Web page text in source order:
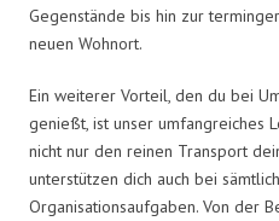
Gegenstände bis hin zur
neuen Wohnort.
Ein weiterer Vorteil, den du bei
genießt, ist unser umfangreiches
nicht nur den reinen Transport
unterstützen dich auch bei
Organisationsaufgaben. Von der